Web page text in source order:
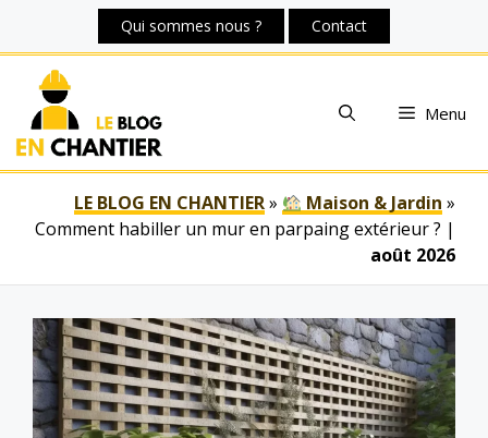
contenu
Qui sommes nous ? Contact
Menu
LE BLOG EN CHANTIER» Maison & Jardin »
Comment habiller un mur en parpaing extérieur ? |
août 2026